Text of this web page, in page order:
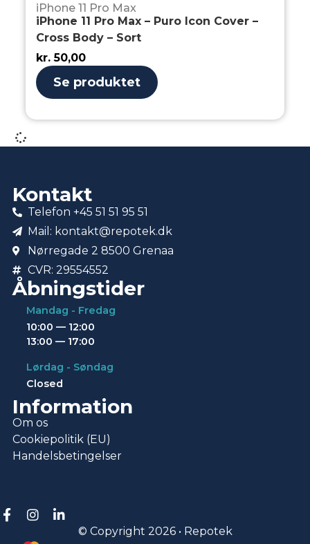
iPhone 11 Pro Max
iPhone 11 Pro Max – Puro Icon Cover –
Cross Body – Sort
kr. 50,00
Se produktet
Kontakt
Telefon +45 51 51 95 51
Mail: kontakt@repotek.dk
Nørregade 2 8500 Grenaa
CVR: 29554552
Åbningstider
Mandag - Fredag
10:00 — 12:00
13:00 — 17:00
Lørdag - Søndag
Closed
Information
Om os
Cookiepolitik (EU)
Handelsbetingelser
© Copyright 2026 • Repotek